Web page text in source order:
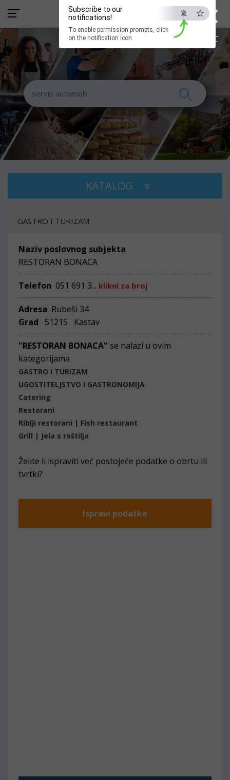
×
ESC
Subscribe to our
notifications!
To enable permission prompts, click
on the notification icon
KATALOG
GASTRO I TURIZAM
Naziv poslovnog subjekta
RESTORAN BONACA
Telefon 051 691 3... klikni za broj
Adresa Rubeši 34
Grad
51215 Kastav
"RESTORAN BONACA" se nalazi u ovim
kategorijama
GASTRO I TURIZAM
UGOSTITELJSTVO I GASTRONOMIJA
Catering
Restorani
Riblji restorani | Fish restaurant
Grill | Jela s roštilja
Želite li ispraviti već postojeće podatke o obrtu ili
tvrtki?
Ispravi podatke